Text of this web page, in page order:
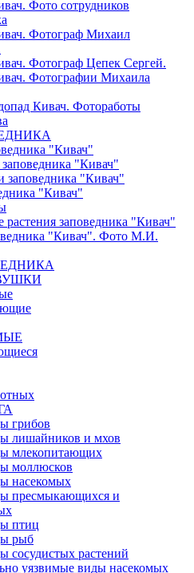
Фото сотрудников
Фотограф Михаил
Фотограф Цепек Сергей.
Фотографии Михаила
Кивач. Фотоработы
"Кивач"
"Кивач"
"Кивач"
"Кивач"
растения заповедника "Кивач"
"Кивач". Фото М.И.
грибов
лишайников и мхов
млекопитающих
моллюсков
насекомых
пресмыкающихся и
птиц
рыб
сосудистых растений
уязвимые виды насекомых